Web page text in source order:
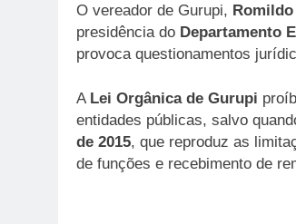
O vereador de Gurupi,
presidência do Departamento
provoca questionamentos
A Lei Orgânica de Gurupi
entidades públicas, salvo
de 2015, que reproduz as
de funções e recebimento de